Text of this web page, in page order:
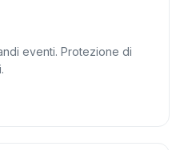
eventi. Protezione di